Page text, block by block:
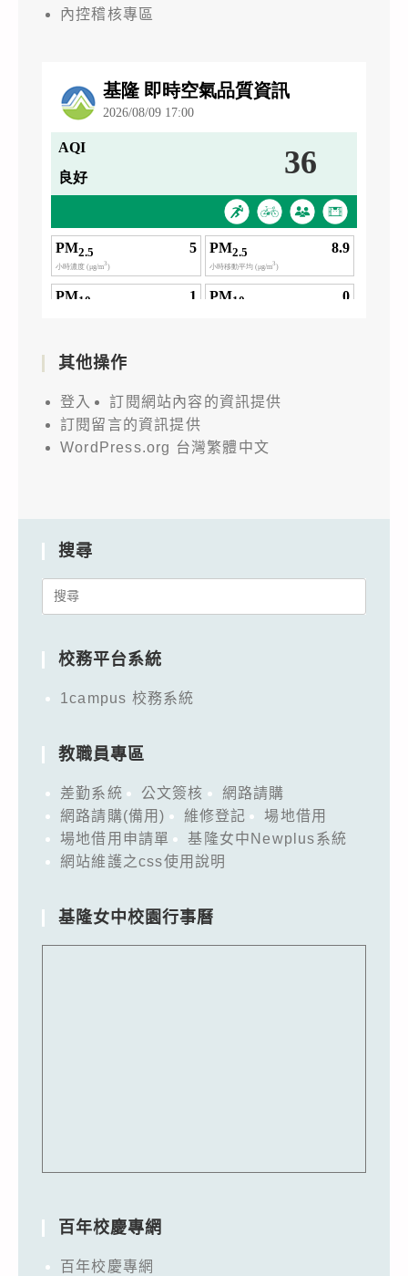
內控稽核專區
其他操作
登入
訂閱網站內容的資訊提供
訂閱留言的資訊提供
WordPress.org 台灣繁體中文
搜尋
Search
校務平台系統
1campus 校務系統
教職員專區
差勤系統 公文簽核
網路請購
網路請購(備用)
維修登記
場地借用
場地借用申請單
基隆女中Newplus系統
網站維護之css使用說明
基隆女中校園行事曆
百年校慶專網
百年校慶專網